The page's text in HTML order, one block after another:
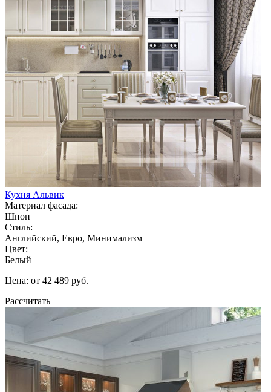
Кухня Альвик
Материал фасада:
Шпон
Стиль:
Английский, Евро, Минимализм
Цвет:
Белый
Цена: от 42 489 руб.
Рассчитать